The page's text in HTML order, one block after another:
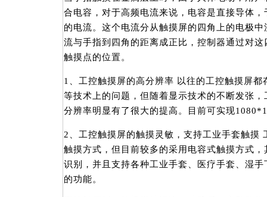
合电容，对于高频电流来说，电容是直接导体
的电流。这个电流分从触摸屏的四角上的电极
流与手指到四角的距离成正比，控制器通过对
触摸点的位置。
1、工控触摸屏的高分辨率 以往的工控触摸屏
等技术上的问题，但随着显示技术的不断发张
分辨率明显有了很大的提高。目前可实现
2、工控触摸屏的触摸灵敏，支持工业手套触摸
触摸方式，但目前较多的采用电容式触摸方式
识别，并且支持各种工业手套、医疗手套、湿
的功能。